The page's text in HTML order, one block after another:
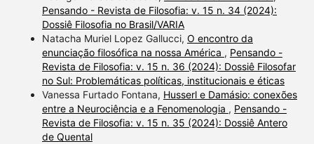
Pensando - Revista de Filosofia: v. 15 n. 34 (2024):
Dossiê Filosofia no Brasil/VARIA
Natacha Muriel Lopez Gallucci, O encontro da
enunciação filosófica na nossa América , Pensando -
Revista de Filosofia: v. 15 n. 36 (2024): Dossiê Filosofar
no Sul: Problemáticas políticas, institucionais e éticas
Vanessa Furtado Fontana, Husserl e Damásio: conexões
entre a Neurociência e a Fenomenologia , Pensando -
Revista de Filosofia: v. 15 n. 35 (2024): Dossiê Antero
de Quental